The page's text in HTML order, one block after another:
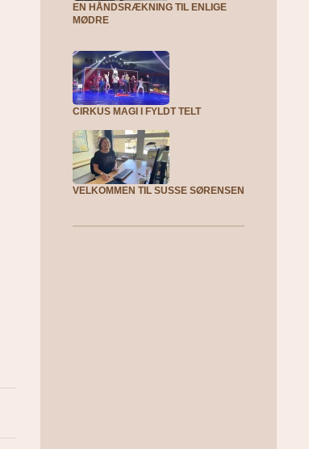
EN HÅNDSRÆKNING TIL ENLIGE
MØDRE
CIRKUS MAGI I FYLDT TELT
VELKOMMEN TIL SUSSE SØRENSEN